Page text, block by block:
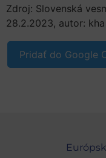
Zdroj: Slovenská
28.2.2023, autor: kha
Pridať do Google